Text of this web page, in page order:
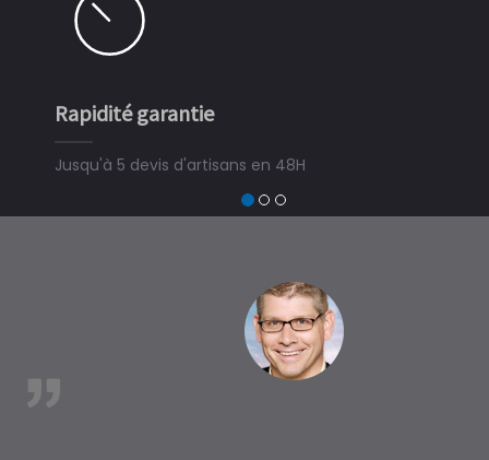
Rapidité garantie
Jusqu'à 5 devis d'artisans en 48H
trouver